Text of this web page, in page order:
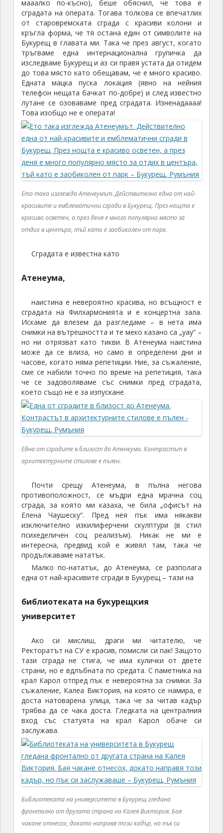
мааалко по-късно), беше обяснил, че това е
сградата на операта. Тогава толкова се впечатлих
от старовремската сграда с красиви колони и
кръгла форма, че тя остана един от символите на
Букурещ в главата ми. Така че през август, когато
тръгваме една интернационална групичка да
изследваме Букурещ и аз си правя устата да отидем
до това място като обещавам, че е много красиво.
Едната мацка пуска локация (явно на нейния
телефон нещата бачкат по-добре) и след известно
лутане се озоваваме пред сградата. Изненадаааа!
Това изобщо не е операта!
Ето така изглежда Атенеумът. Действително една от най-
красивите и емблематични сгради в Букурещ. През нощта е
красиво осветен, а през деня е много популярно място за
отдих в центъра, тъй като е заобиколен от парк.
Сградата е известна като
Атенеума,
наистина е невероятно красива, но всъщност е
сградата на Филхармонията и е концертна зала.
Искаме да влезем да разгледаме – в нета има
снимки на вътрешността и те меко казано са „уау“ –
но ни отрязват като тикви. В Атенеума наистина
може да се влиза, но само в определени дни и
часове, когато няма репетиции. Ние, за съжаление,
сме се набили точно по време на репетиция, така
че се задоволяваме със снимки пред сградата,
което също не е за изпускане.
Една от сградите в близост до Атенеума. Контрастът в
архитектурните стилове е пълен.
Почти срещу Атенеума, в пълна негова
противоположност, се мъдри една мрачна соц
сграда, за която ми казаха, че била „офисът на
Елена Чаушеску“. Пред нея пък има някакви
изключително изкилиферчени скулптури (в стил
психеделичен соц реализъм). Никак не ми е
интересна, предвид кой е живял там, така че
продължаваме нататък.
Малко по-нататък, до Атенеума, се разполага
една от най-красивите сгради в Букурещ – тази на
библиотеката на букурещкия
университет
Ако си мислиш, драги ми читателю, че
Ректоратът на СУ е красив, помисли си пак! Защото
тази сграда не стига, че има кулички от двете
страни, но е вдлъбната по средата. С паметника на
крал Карол отпред пък е невероятна за снимки. За
съжаление, Калеа Виктория, на която се намира, е
доста натоварена улица, така че за читав кадър
трябва да се чака доста. Гледката на централния
вход със статуята на крал Карол обаче си
заслужава.
Библиотеката на университета в Букурещ гледана
фронтално от другата страна на Калея Виктория. Бая
чакане отнесох, докато направя този кадър, но пък си